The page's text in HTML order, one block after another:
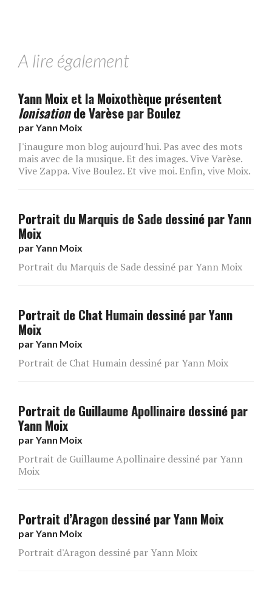
A lire également
Yann Moix et la Moixothèque présentent
Ionisationde Varèse par Boulez
parYann Moix
J'inaugure mon blog aujourd'hui. Pas avec des mots
mais avec de la musique. Et des images. Vive Varèse.
Vive Zappa. Vive Boulez. Et vive moi. Enfin, vive Moix.
Portrait du Marquis de Sade dessiné par Yann
Moix
parYann Moix
Portrait du Marquis de Sade dessiné par Yann Moix
Portrait de Chat Humain dessiné par Yann
Moix
parYann Moix
Portrait de Chat Humain dessiné par Yann Moix
Portrait de Guillaume Apollinaire dessiné par
Yann Moix
parYann Moix
Portrait de Guillaume Apollinaire dessiné par Yann
Moix
Portrait d’Aragon dessiné par Yann Moix
parYann Moix
Portrait d'Aragon dessiné par Yann Moix